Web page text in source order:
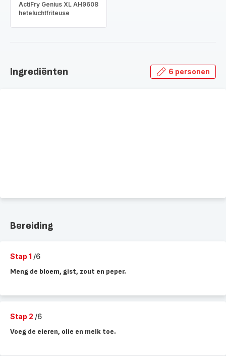
ActiFry Genius XL AH9608
heteluchtfriteuse
Ingrediënten 6 personen
Bereiding
Stap 1 /6
Meng de bloem, gist, zout en peper.
Stap 2 /6
Voeg de eieren, olie en melk toe.